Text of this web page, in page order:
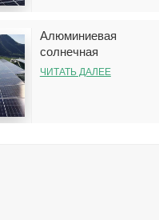
Алюминиевая
солнечная
конструкция
ЧИТАТЬ ДАЛЕЕ